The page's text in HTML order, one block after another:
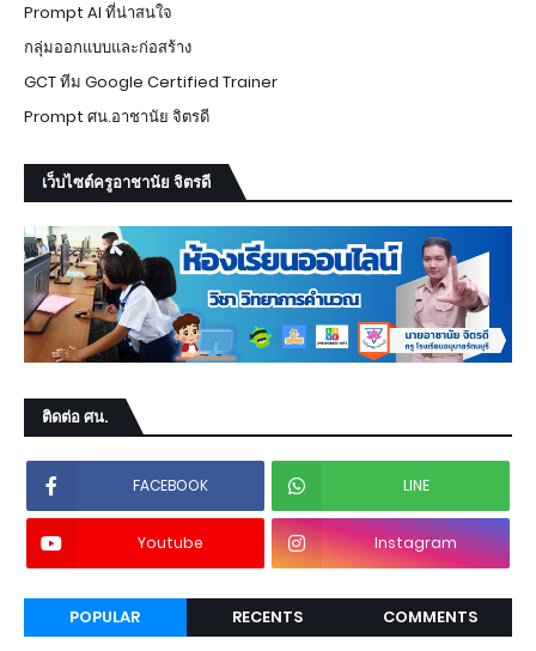
Prompt AI ที่น่าสนใจ
กลุ่มออกแบบและก่อสร้าง
GCT ทีม Google Certified Trainer
Prompt ศน.อาชานัย จิตรดี
เว็บไซต์ครูอาชานัย จิตรดี
ติดต่อ ศน.
FACEBOOK LINE
Youtube Instagram
POPULAR RECENTS COMMENTS